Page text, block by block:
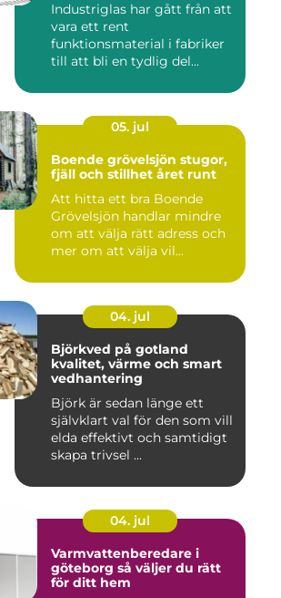
Industriglas har gått från att
vara ett rent
funktionsmaterial i fabriker
till att bli en tydlig del...
05. jul
Boende grövelsjön stugor,
fjäll och stillhet året runt
Att hitta ett bra Boende
Grövelsjön handlar mindre
om att välja rätt adress och
mer om att välja vil...
04. jul
Björkved på gotland
kvalitet, värme och smart
vedhantering
Björk är sedan länge ett
självklart val för den som vill
elda effektivt och samtidigt
skapa trivsel ...
04. jul
Varmvattenberedare i
göteborg så väljer du rätt
för ditt hem